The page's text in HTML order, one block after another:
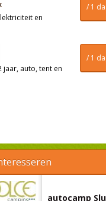
/ 1
en
/ 1
jaar, auto, tent en
autocamp